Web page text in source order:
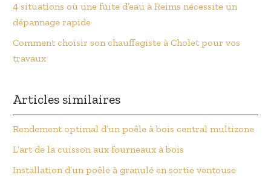
4 situations où une fuite d’eau à Reims nécessite un
dépannage rapide
Comment choisir son chauffagiste à Cholet pour vos
travaux
Articles similaires
Rendement optimal d’un poêle à bois central multizone
L’art de la cuisson aux fourneaux à bois
Installation d’un poêle à granulé en sortie ventouse